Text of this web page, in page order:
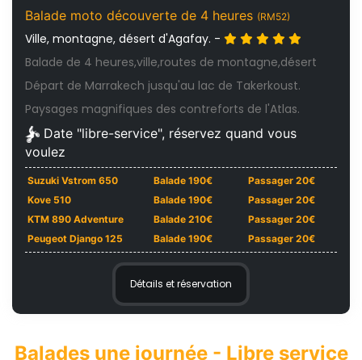
Balade moto découverte de 4 heures (RM52)
Ville, montagne, désert d'Agafay. -
Balade de 4 heures,ville,routes de montagne,désert
Départ de Marrakech jusqu'au lac de Takerkoust.
Paysages magnifiques des contreforts de l'Atlas.
Date "libre-service", réservez quand vous
voulez
Suzuki Vstrom 650 Balade 190€
Passager 20€
Kove 510
Balade 190€
Passager 20€
KTM 890 Adventure
Balade 210€
Passager 20€
Peugeot Django 125
Balade 190€ Passager 20€
Détails et réservation
Balades une journée - Libre service